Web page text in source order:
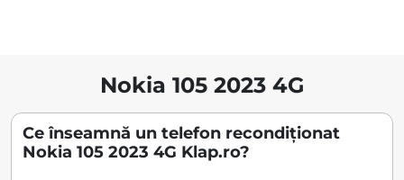
Nokia 105 2023 4G
Ce înseamnă un telefon recondiționat
Nokia 105 2023 4G Klap.ro?